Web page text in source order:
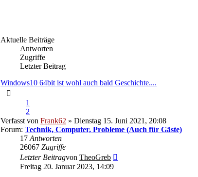
Aktuelle Beiträge
Antworten
Zugriffe
Letzter Beitrag
Windows10 64bit ist wohl auch bald Geschichte....
1
2
Verfasst von Frank62 » Dienstag 15. Juni 2021, 20:08
Forum: Technik, Computer, Probleme (Auch für Gäste)
17 Antworten
26067 Zugriffe
Letzter Beitragvon TheoGreb
Freitag 20. Januar 2023, 14:09